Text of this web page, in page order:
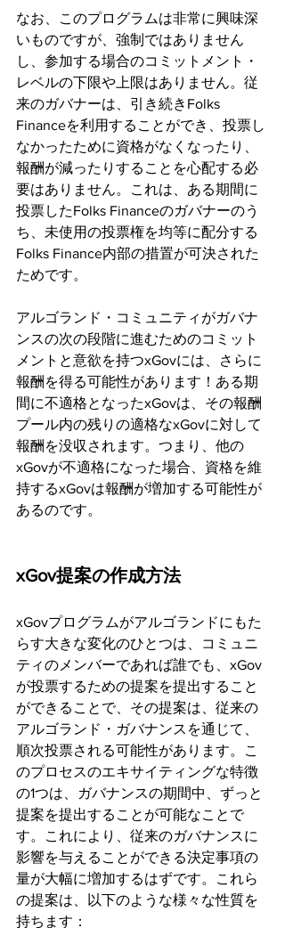
なお、このプログラムは非常に興味深
いものですが、強制ではありません
し、参加する場合のコミットメント・
レベルの下限や上限はありません。従
来のガバナーは、引き続きFolks
Financeを利用することができ、投票し
なかったために資格がなくなったり、
報酬が減ったりすることを心配する必
要はありません。これは、ある期間に
投票したFolks Financeのガバナーのう
ち、未使用の投票権を均等に配分する
Folks Finance内部の措置が可決された
ためです。
アルゴランド・コミュニティがガバナ
ンスの次の段階に進むためのコミット
メントと意欲を持つxGovには、さらに
報酬を得る可能性があります！ある期
間に不適格となったxGovは、その報酬
プール内の残りの適格なxGovに対して
報酬を没収されます。つまり、他の
xGovが不適格になった場合、資格を維
持するxGovは報酬が増加する可能性が
あるのです。
xGov提案の作成方法
xGovプログラムがアルゴランドにもた
らす大きな変化のひとつは、コミュニ
ティのメンバーであれば誰でも、xGov
が投票するための提案を提出すること
ができることで、その提案は、従来の
アルゴランド・ガバナンスを通じて、
順次投票される可能性があります。こ
のプロセスのエキサイティングな特徴
の1つは、ガバナンスの期間中、ずっと
提案を提出することが可能なことで
す。これにより、従来のガバナンスに
影響を与えることができる決定事項の
量が大幅に増加するはずです。これら
の提案は、以下のような様々な性質を
持ちます：